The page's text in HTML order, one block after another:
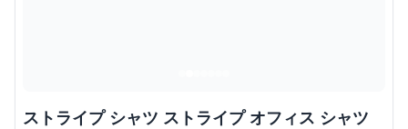
ストライプ シャツ ストライプ オフィス シャツ